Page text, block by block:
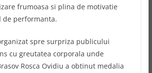
frumoasa si plina de motivatie
performanta.
spre surpriza publicului
cu greutatea corporala unde
Rosca Ovidiu a obtinut medalia